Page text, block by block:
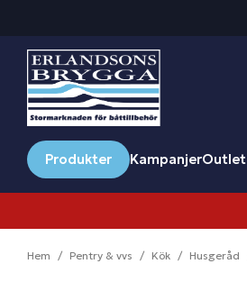
Produkter KampanjerOutlet
Hem Pentry & vvs Kök Husgeråd